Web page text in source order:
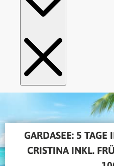
GARDASEE: 5 TAGE
CRISTINA INKL.